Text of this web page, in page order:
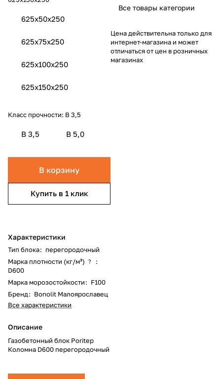
625x50x250
625x75х250
625x100х250
625x150х250
Класс прочности: B 3,5
B 3,5 B 5,0
В корзину
Купить в 1 клик
Характеристики
Тип блока: перегородочный
Марка плотности (кг/м³)
?
:
D600
Марка морозостойкости: F100
Бренд: Bonolit Малоярославец
Все характеристики
Описание
Газобетонный блок Poritep
Коломна D600 перегородочный
Все товары категории
Цена действительна только для
интернет-магазина и может
отличаться от цен в розничных
магазинах